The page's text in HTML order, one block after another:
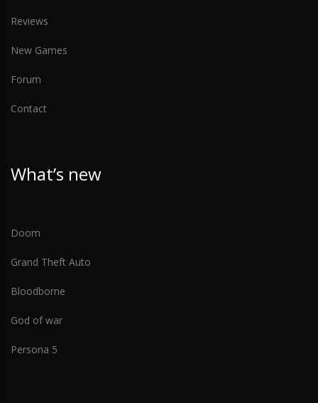
Reviews
New Games
Forum
Contact
What’s new
Doom
Grand Theft Auto
Bloodborne
God of war
Persona 5